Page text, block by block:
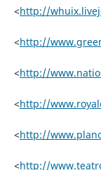
<http://
<http://
<http://
<http://
<http://
<http://